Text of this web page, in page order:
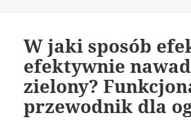
W jaki sposób
efektywnie
zielony?
przewodnik dla